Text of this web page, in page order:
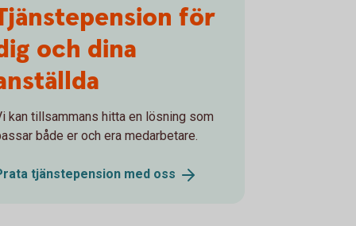
för
och dina
kan tillsammans hitta en lösning som
både er och era medarbetare.
tjänstepension med oss